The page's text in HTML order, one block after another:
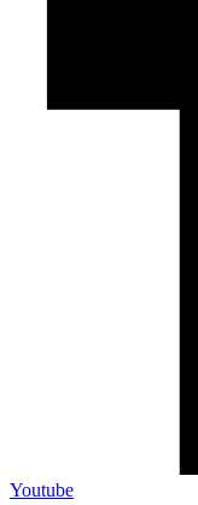
Youtube